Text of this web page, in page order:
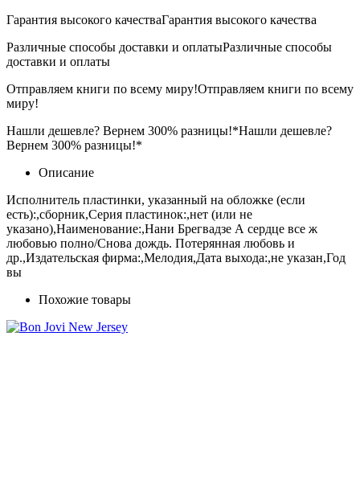
Гарантия высокого качестваГарантия высокого качества
Различные способы доставки и оплатыРазличные способы
доставки и оплаты
Отправляем книги по всему миру!Отправляем книги по всему
миру!
Нашли дешевле? Вернем 300% разницы!*Нашли дешевле?
Вернем 300% разницы!*
Описание
Исполнитель пластинки, указанный на обложке (если
есть):,сборник,Серия пластинок:,нет (или не
указано),Наименование:,Нани Брегвадзе А сердце все ж
любовью полно/Снова дождь. Потерянная любовь и
др.,Издательская фирма:,Мелодия,Дата выхода:,не указан,Год
вы
Похожие товары